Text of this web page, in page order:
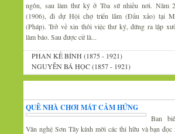
ngôn, sau làm thư ký ở Tòa sứ nhiều nơi. Năm
(1906), đi dự Hội chợ triển lãm (Đấu xảo) tại
(Pháp). Trở về xin thôi việc thư ký, đứng ra lập
làm báo. Sau được cử là...
PHAN KẾ BÍNH (1875 - 1921)
NGUYỄN BÁ HỌC (1857 - 1921)
QUÊ NHÀ CHƠI MÁT CẢM HỨNG
Ban
Văn nghệ Sơn Tây kính mời các thi hữu và bạn đọc